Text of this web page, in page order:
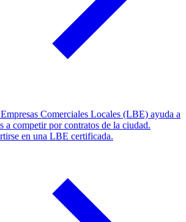
Comerciales Locales (LBE) ayuda a
a competir por contratos de la ciudad.
en una LBE certificada.